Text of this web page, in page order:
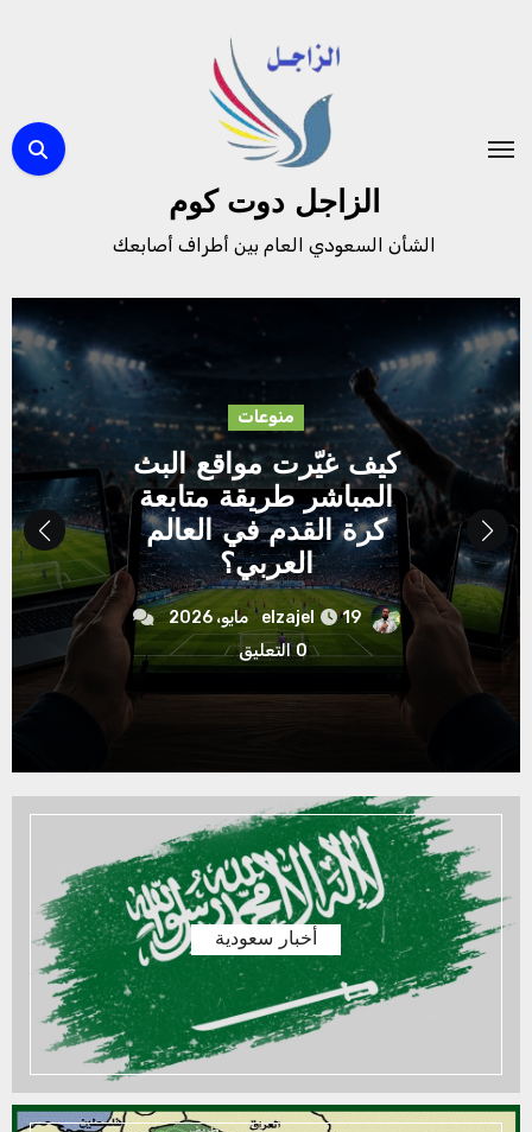
الزاجل دوت كوم
الشأن السعودي العام بين أطراف أصابعك
منوعات
كيف غيّرت مواقع البث
المباشر طريقة متابعة
كرة القدم في العالم
العربي؟
elzajel
19 مايو، 2026
0 التعليق
أخبار سعودية